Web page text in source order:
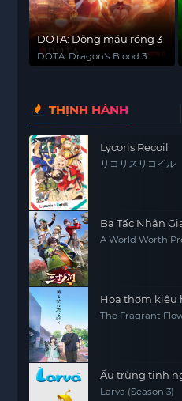
DOTA: Dòng máu rồng 3
DOTA: Dragon's Blood 3
THỊNH HÀNH
Lycoris Recoil
リコリスリコイル
Ba Tấc Nhân
A World Worth
Hoa thơm kiêu
The Fragrant
Ấu trùng tinh
Larva (Season 3)